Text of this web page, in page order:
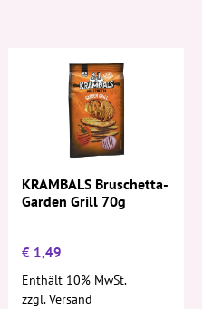
KRAMBALS Bruschetta-
Garden Grill 70g
€ 1,49
Enthält 10% MwSt.
zzgl.Versand